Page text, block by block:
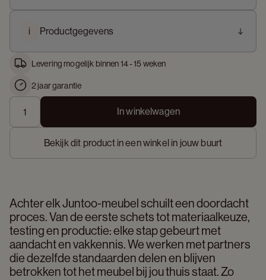
i Productgegevens
Levering mogelijk binnen 14 - 15 weken
2 jaar garantie
In winkelwagen
Bekijk dit product in een winkel in jouw buurt
Achter elk Juntoo-meubel schuilt een doordacht
proces. Van de eerste schets tot materiaalkeuze,
testing en productie: elke stap gebeurt met
aandacht en vakkennis. We werken met partners
die dezelfde standaarden delen en blijven
betrokken tot het meubel bij jou thuis staat. Zo